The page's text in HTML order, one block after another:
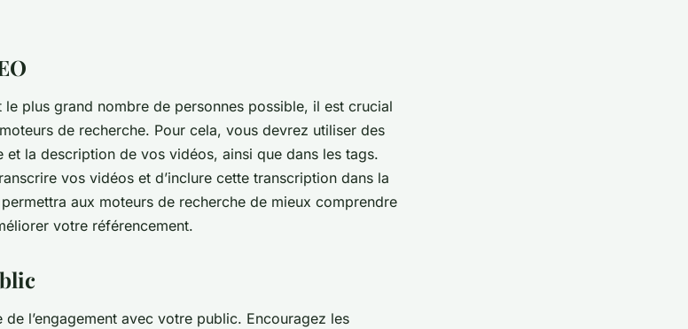
plus grand nombre de personnes possible, il est crucial
de recherche. Pour cela, vous devrez utiliser des
et la description de vos vidéos, ainsi que dans les tags.
vos vidéos et d’inclure cette transcription dans la
aux moteurs de recherche de mieux comprendre
votre référencement.
de l’engagement avec votre public. Encouragez les